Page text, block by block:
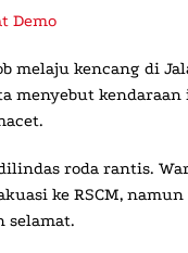
Demo
melaju kencang di
menyebut kendaraan
roda rantis.
ke RSCM,
selamat.